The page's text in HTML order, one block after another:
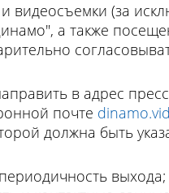
(за
а также
в адрес
почте
должна быть
выхода;